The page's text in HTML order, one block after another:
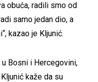
obuća, radili smo od
samo jedan dio, a
kazao je Kljunić.
Bosni i Hercegovini,
kaže da su